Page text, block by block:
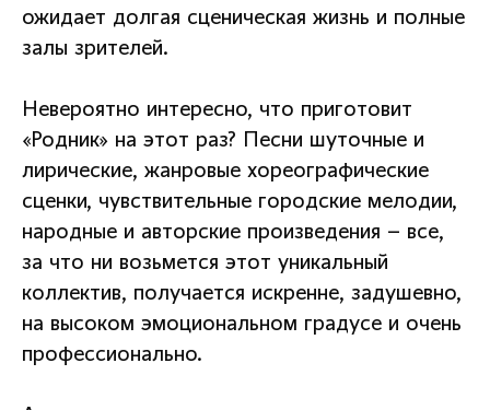
ожидает долгая сценическая жизнь и полные
залы зрителей.
Невероятно интересно, что приготовит
«Родник» на этот раз? Песни шуточные и
лирические, жанровые хореографические
сценки, чувствительные городские мелодии,
народные и авторские произведения – все,
за что ни возьмется этот уникальный
коллектив, получается искренне, задушевно,
на высоком эмоциональном градусе и очень
профессионально.